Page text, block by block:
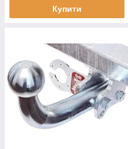
Купити